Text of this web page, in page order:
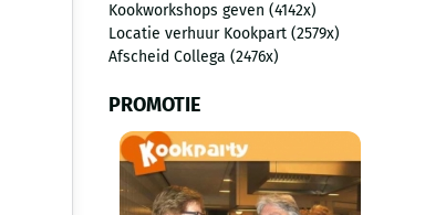
Kookworkshops geven (4142x)
Locatie verhuur Kookpart (2579x)
Afscheid Collega (2476x)
PROMOTIE